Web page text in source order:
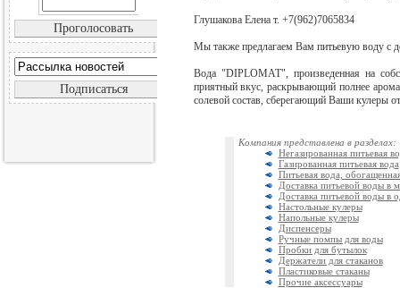
Глушакова Елена т. +7(962)7065834
Мы также предлагаем Вам питьевую воду с
Вода "DIPLOMAT", произведенная на
приятный вкус, раскрывающий полнее
солевой состав, сберегающий Ваши кулеры
Компания представлена в разделах:
Негазированная питьевая
Газированная питьевая вода
Питьевая вода,
Доставка питьевой воды в
Доставка питьевой воды в
Настольные кулеры
Напольные кулеры
Диспенсеры
Ручные помпы для воды
Пробки для бутылок
Держатели для стаканов
Пластиковые стаканы
Прочие аксессуары